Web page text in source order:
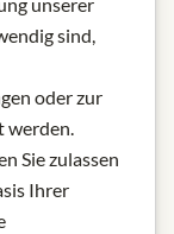
place.
das
sind,
oder zur
Sie zulassen
Ihrer